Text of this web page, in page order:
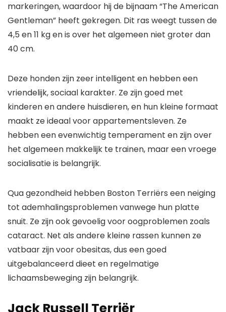
markeringen, waardoor hij de bijnaam “The American
Gentleman” heeft gekregen. Dit ras weegt tussen de
4,5 en 11 kg en is over het algemeen niet groter dan
40 cm.
Deze honden zijn zeer intelligent en hebben een
vriendelijk, sociaal karakter. Ze zijn goed met
kinderen en andere huisdieren, en hun kleine formaat
maakt ze ideaal voor appartementsleven. Ze
hebben een evenwichtig temperament en zijn over
het algemeen makkelijk te trainen, maar een vroege
socialisatie is belangrijk.
Qua gezondheid hebben Boston Terriërs een neiging
tot ademhalingsproblemen vanwege hun platte
snuit. Ze zijn ook gevoelig voor oogproblemen zoals
cataract. Net als andere kleine rassen kunnen ze
vatbaar zijn voor obesitas, dus een goed
uitgebalanceerd dieet en regelmatige
lichaamsbeweging zijn belangrijk.
Jack Russell Terriër